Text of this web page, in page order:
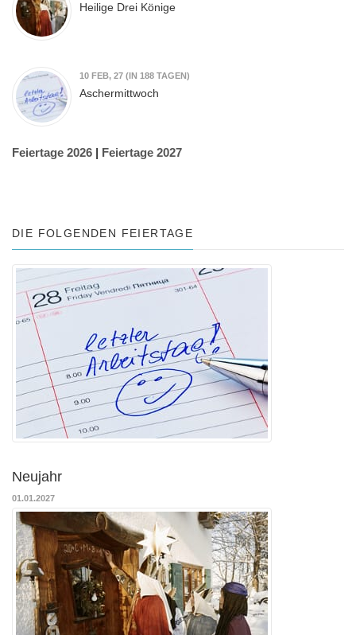
Heilige Drei Könige
10 FEB, 27 (IN 188 TAGEN)
Aschermittwoch
Feiertage 2026 | Feiertage 2027
DIE FOLGENDEN FEIERTAGE
Neujahr
01.01.2027